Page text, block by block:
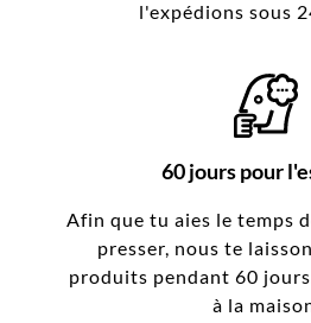
l'expédions sous
60 jours pour
Afin que tu aies le temps
presser, nous te
produits pendant 60
à la